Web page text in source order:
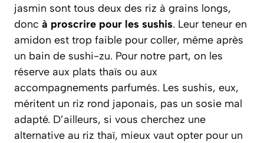
jasmin sont tous deux des riz à grains longs,
donc à proscrire pour les sushis. Leur teneur en
amidon est trop faible pour coller, même après
un bain de sushi-zu. Pour notre part, on les
réserve aux plats thaïs ou aux
accompagnements parfumés. Les sushis, eux,
méritent un riz rond japonais, pas un sosie mal
adapté. D’ailleurs, si vous cherchez une
alternative au riz thaï, mieux vaut opter pour un